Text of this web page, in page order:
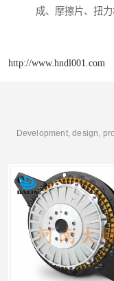
成、摩擦片、扭力
http://www.hndl001.com
Development, design,